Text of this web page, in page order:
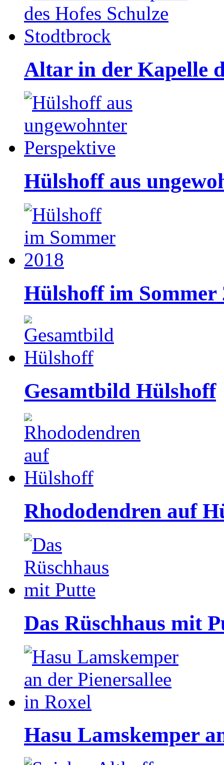
Altar in der Kapelle
Hülshoff aus
Hülshoff im Sommer
Gesamtbild Hülshoff
Rhododendren auf
Das Rüschhaus mit
Hasu Lamskemper